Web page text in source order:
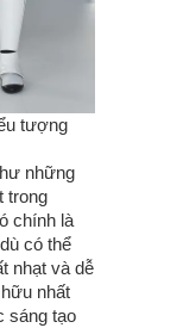
tượng
những
trong
chính là
có thể
nhạt và dễ
nhất
sáng tạo